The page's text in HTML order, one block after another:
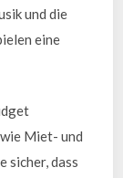
und die
eine
Miet- und
sicher, dass